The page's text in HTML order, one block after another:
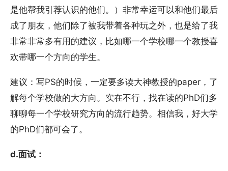
是他帮我引荐认识的他们。）非常幸运可以和他们最后
成了朋友，他们除了被我带着各种玩之外，也是给了我
非常非常多有用的建议，比如哪一个学校哪一个教授喜
欢带哪一个方向的学生。
建议：写PS的时候，一定要多读大神教授的paper，了
解每个学校做的大方向。实在不行，找在读的PhD们多
聊聊每一个学校研究方向的流行趋势。相信我，好大学
的PhD们都可会了。
d.面试：